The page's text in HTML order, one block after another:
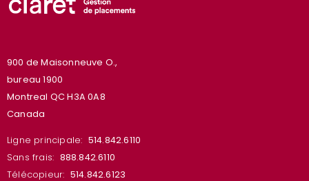
900 de Maisonneuve O.,
bureau 1900
Montreal QC H3A 0A8
Canada
Ligne principale: 514.842.6110
Sans frais: 888.842.6110
Télécopieur: 514.842.6123